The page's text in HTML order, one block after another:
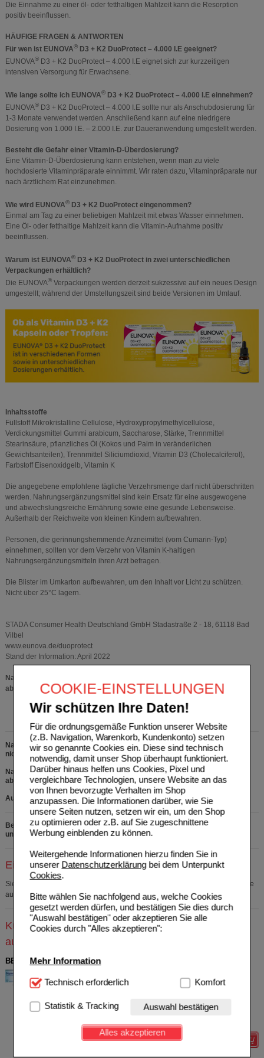
COOKIE-EINSTELLUNGEN
Wir schützen Ihre Daten!
Für die ordnungsgemäße Funktion unserer Website
(z.B. Navigation, Warenkorb, Kundenkonto) setzen
wir so genannte Cookies ein. Diese sind technisch
notwendig, damit unser Shop überhaupt funktioniert.
Darüber hinaus helfen uns Cookies, Pixel und
vergleichbare Technologien, unsere Website an das
von Ihnen bevorzugte Verhalten im Shop
anzupassen. Die Informationen darüber, wie Sie
unsere Seiten nutzen, setzen wir ein, um den Shop
zu optimieren oder z.B. auf Sie zugeschnittene
Werbung einblenden zu können.
Weitergehende Informationen hierzu finden Sie in
unserer Datenschutzerklärungbei dem Unterpunkt
Cookies.
Bitte wählen Sie nachfolgend aus, welche Cookies
gesetzt werden dürfen, und bestätigen Sie dies durch
"Auswahl bestätigen" oder akzeptieren Sie alle
Cookies durch "Alles akzeptieren":
Mehr Information
Technisch Notwendig:Hierbei handelt es sich um
Website notwendig sind (z.B. Navigation, Warenkorb,
Kundenkonto), weshalb auf diese nicht verzichtet
werden kann.
Technisch erforderlich Komfort
Statistik & Tracking Auswahl bestätigen
Alles akzeptieren
Die Einnahme zu einer öl- oder fetthaltigen Mahlzeit kann die Resorption
positiv beeinflussen.
HÄUFIGE FRAGEN & ANTWORTEN
Für wen ist EUNOVA®D3 + K2 DuoProtect – 4.000 I.E geeignet?
EUNOVA®D3 + K2 DuoProtect – 4.000 I.E eignet sich zur kurzzeitigen
intensiven Versorgung für Erwachsene.
Wie lange sollte ich EUNOVA®D3 + K2 DuoProtect – 4.000 I.E einnehmen?
EUNOVA®D3 + K2 DuoProtect – 4.000 I.E sollte nur als Anschubdosierung für
1-3 Monate verwendet werden. Anschließend kann auf eine niedrigere
Dosierung von 1.000 I.E. – 2.000 I.E. zur Daueranwendung umgestellt werden.
Besteht die Gefahr einer Vitamin-D-Überdosierung?
Eine Vitamin-D-Überdosierung kann entstehen, wenn man zu viele
hochdosierte Vitaminpräparate einnimmt. Wir raten dazu, Vitaminpräparate nur
nach ärztlichem Rat einzunehmen.
Wie wird EUNOVA®D3 + K2 DuoProtect eingenommen?
Einmal am Tag zu einer beliebigen Mahlzeit mit etwas Wasser einnehmen.
Eine Öl- oder fetthaltige Mahlzeit kann die Vitamin-Aufnahme positiv
beeinflussen.
Warum ist EUNOVA®D3 + K2 DuoProtect in zwei unterschiedlichen
Verpackungen erhältlich?
Die EUNOVA®Verpackungen werden derzeit sukzessive auf ein neues Design
umgestellt; während der Umstellungszeit sind beide Versionen im Umlauf.
Inhaltsstoffe
Füllstoff Mikrokristalline Cellulose, Hydroxypropylmethylcellulose,
Verdickungsmittel Gummi arabicum, Saccharose, Stärke, Trennmittel
Stearinsäure, pflanzliches Öl (Kokos und Palm in veränderlichen
Gewichtsanteilen), Trennmittel Siliciumdioxid, Vitamin D3 (Cholecalciferol),
Farbstoff Eisenoxidgelb, Vitamin K
Die angegebene empfohlene tägliche Verzehrsmenge darf nicht überschritten
werden. Nahrungsergänzungsmittel sind kein Ersatz für eine ausgewogene
und abwechslungsreiche Ernährung sowie eine gesunde Lebensweise.
Außerhalb der Reichweite von kleinen Kindern aufbewahren.
Personen, die gerinnungshemmende Arzneimittel (vom Cumarin-Typ)
einnehmen, sollten vor dem Verzehr von Vitamin K-haltigen
Nahrungsergänzungsmitteln ihren Arzt befragen.
Die Blister im Umkarton aufbewahren, um den Inhalt vor Licht zu schützen.
Nicht über 25°C lagern.
STADA Consumer Health Deutschland GmbH Stadastraße 2 - 18, 61118 Bad
Vilbel
www.eunova.de/duoprotect
Stand der Information: April 2022
Nahrungsergänzungsmittel sind kein Ersatz für eine ausgewogene und
abwechslungsreiche Ernährung und eine gesunde Lebensweise.
Nahrungsergänzungsmittel. Die empfohlene Verzehrmenge pro Tag darf
nicht überschritten werden.
Nahrungsergänzungsmittel sind kein Ersatz für eine ausgewogene,
abwechslungsreiche Ernährung und eine gesunde Lebensweise.
Außerhalb der Reichweite von Kindern lagern.
Bei Fragen zu den Inhaltsstoffen rufen Sie uns bitte kostenfrei
unter 0800 - 10 11 422 an.
Einkaufsliste auswählen
Sie müssen
um den ausgewählten Artikel in eine Einkaufsliste
aufzunehmen.
Kunden, die dieses Produkt gekauft haben, kauften
auch
BEPANTHEN Augen- und Nasensalbe
01578675
Sie sparen
Details